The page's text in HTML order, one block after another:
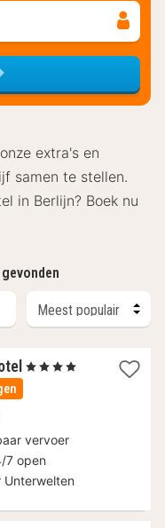
extra's en
samen te stellen.
in Berlijn? Boek nu
1
, 4 Sterren
vervoer
7 open
Unterwelten